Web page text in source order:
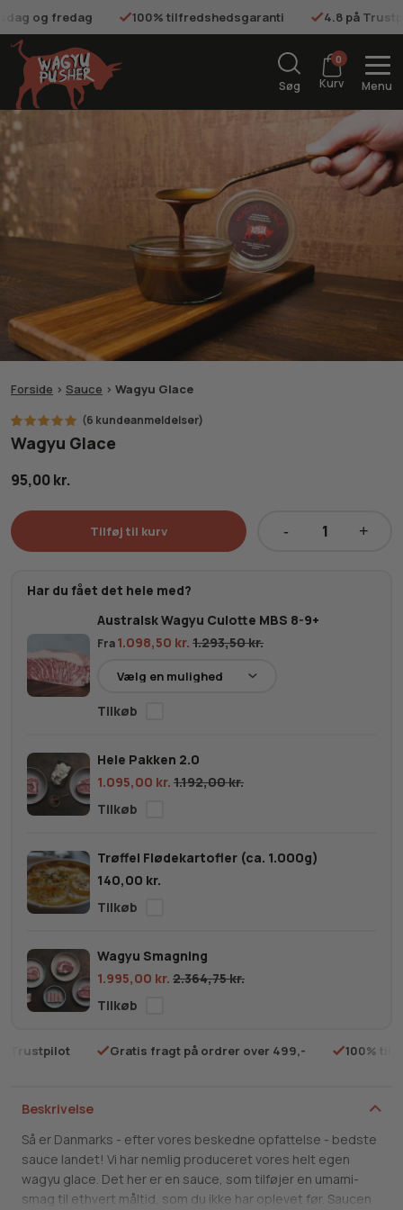
og fredag 100% tilfredshedsgaranti 4.8 på
Søg
0
Kurv Menu
Beskrivelse
Så er Danmarks - efter vores beskedne opfattelse - bedste
sauce landet! Vi har nemlig produceret vores helt egen
wagyu glace. Det her er en sauce, som tilføjer en umami-
smag til ethvert måltid, som du ikke har oplevet før. Saucen
Forside > Sauce > Wagyu Glace
Bedømt
som5.00
på
6
kundebedømmelser
(6 kundeanmeldelser)
Wagyu Glace
95,00kr.
Har du fået det hele med?
Australsk Wagyu Culotte MBS 8-9+
Fra1.098,50 kr. 1.293,50kr.
Hele Pakken 2.0
1.095,00 kr. 1.192,00kr.
Trøffel Flødekartofler (ca. 1.000g)
140,00 kr.
Wagyu Smagning
1.995,00 kr. 2.364,75kr.
Tilføj til kurv
Gratis fragt på ordrer over 499,- 100%